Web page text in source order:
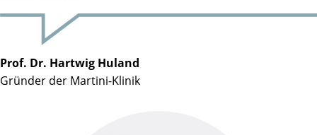
Prof. Dr. Hartwig Huland
Gründer der Martini-Klinik